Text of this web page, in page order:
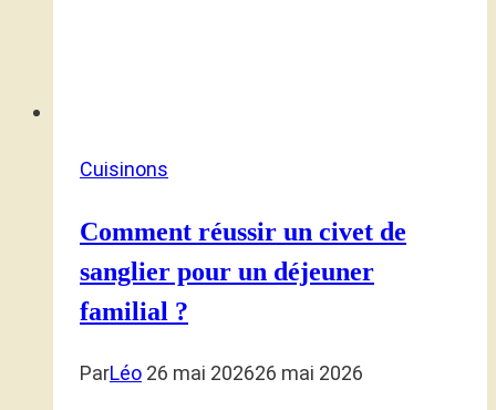
Cuisinons
Comment réussir un civet de
sanglier pour un déjeuner
familial ?
ParLéo 26 mai 202626 mai 2026